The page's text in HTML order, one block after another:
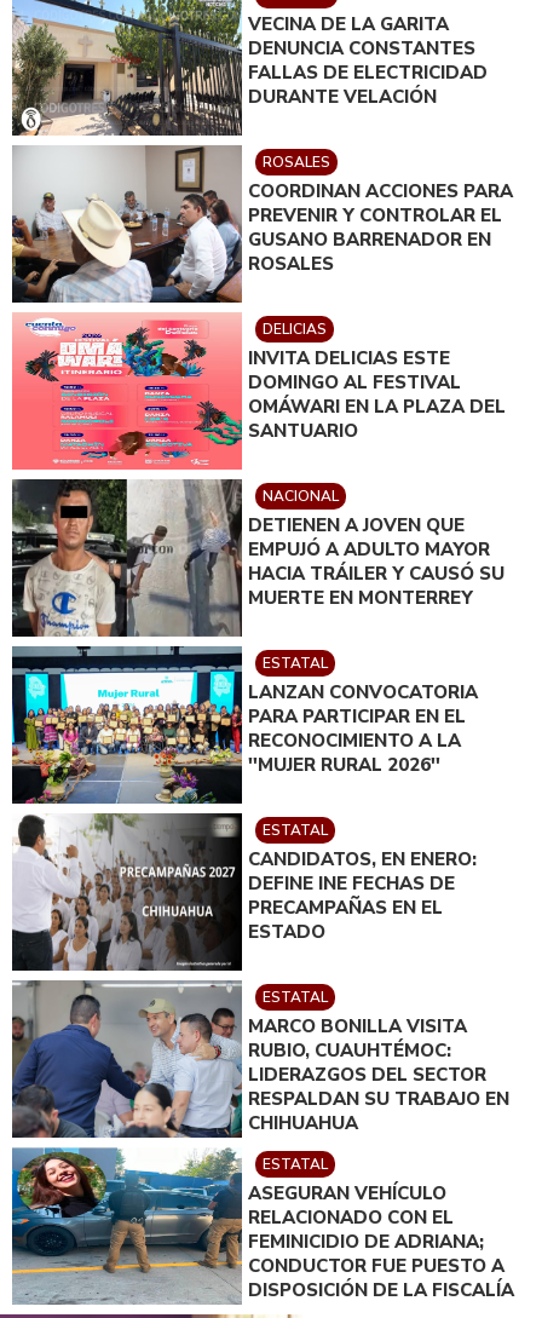
VECINA DE LA GARITA
DENUNCIA CONSTANTES
FALLAS DE ELECTRICIDAD
DURANTE VELACIÓN
ROSALES
COORDINAN ACCIONES PARA
PREVENIR Y CONTROLAR EL
GUSANO BARRENADOR EN
ROSALES
DELICIAS
INVITA DELICIAS ESTE
DOMINGO AL FESTIVAL
OMÁWARI EN LA PLAZA DEL
SANTUARIO
NACIONAL
DETIENEN A JOVEN QUE
EMPUJÓ A ADULTO MAYOR
HACIA TRÁILER Y CAUSÓ SU
MUERTE EN MONTERREY
ESTATAL
LANZAN CONVOCATORIA
PARA PARTICIPAR EN EL
RECONOCIMIENTO A LA
''MUJER RURAL 2026''
ESTATAL
CANDIDATOS, EN ENERO:
DEFINE INE FECHAS DE
PRECAMPAÑAS EN EL
ESTADO
ESTATAL
MARCO BONILLA VISITA
RUBIO, CUAUHTÉMOC:
LIDERAZGOS DEL SECTOR
RESPALDAN SU TRABAJO EN
CHIHUAHUA
ESTATAL
ASEGURAN VEHÍCULO
RELACIONADO CON EL
FEMINICIDIO DE ADRIANA;
CONDUCTOR FUE PUESTO A
DISPOSICIÓN DE LA FISCALÍA